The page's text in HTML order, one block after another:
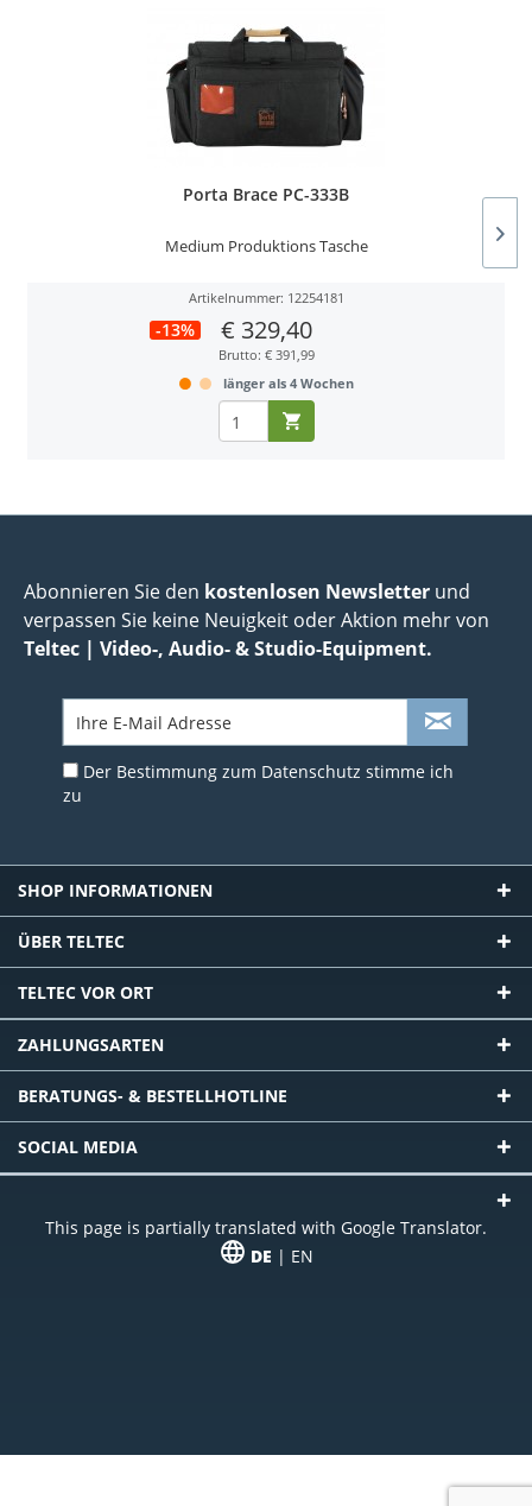
Porta Brace PC-333B
Medium Produktions Tasche
Artikelnummer: 12254181
-13% € 329,40
Brutto: € 391,99
länger als 4 Wochen
Abonnieren Sie den kostenlosen Newsletter und
verpassen Sie keine Neuigkeit oder Aktion mehr von
Teltec | Video-, Audio- & Studio-Equipment.
Der Bestimmung zum Datenschutz stimme ich
zu
SHOP INFORMATIONEN
ÜBER TELTEC
TELTEC VOR ORT
ZAHLUNGSARTEN
BERATUNGS- & BESTELLHOTLINE
SOCIAL MEDIA
This page is partially translated with Google Translator.
DE | EN